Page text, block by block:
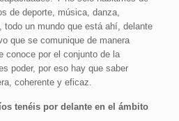
de deporte, música, danza,
un mundo que está ahí, delante
que se comunique de manera
conoce por el conjunto de la
poder, por eso hay que saber
coherente y eficaz.
tenéis por delante en el ámbito